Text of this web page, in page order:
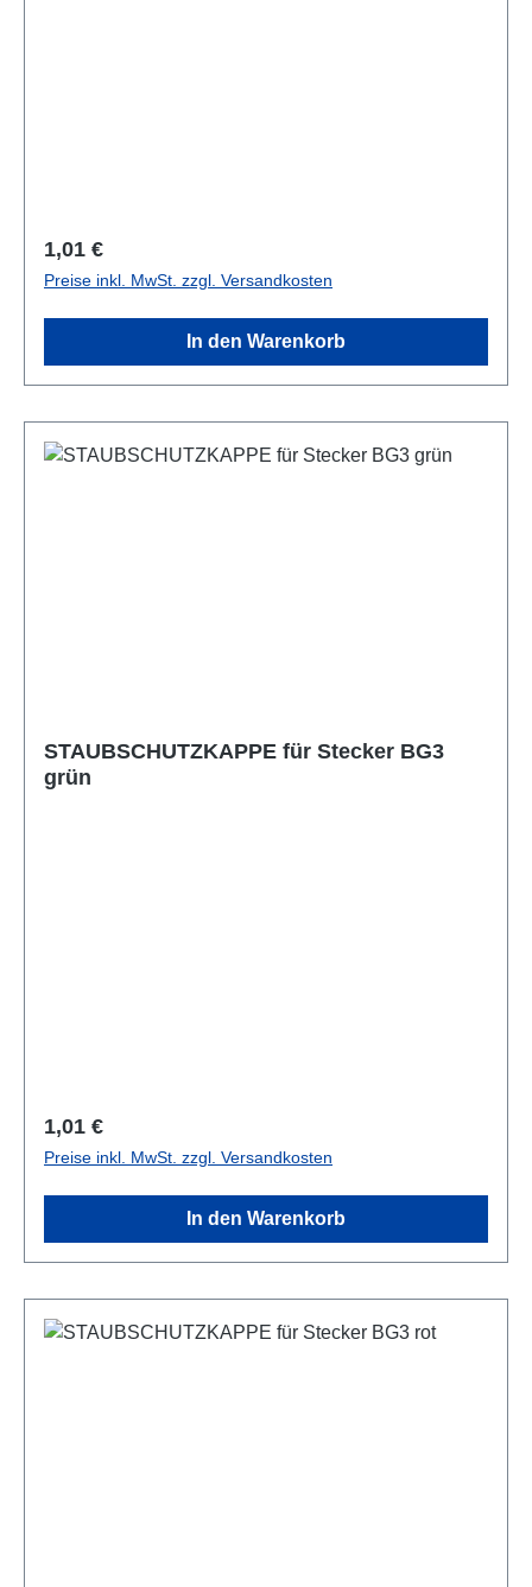
Regulärer Preis:
1,01 €
Preise inkl. MwSt. zzgl. Versandkosten
In den Warenkorb
STAUBSCHUTZKAPPE für Stecker BG3
grün
Regulärer Preis:
1,01 €
Preise inkl. MwSt. zzgl. Versandkosten
In den Warenkorb